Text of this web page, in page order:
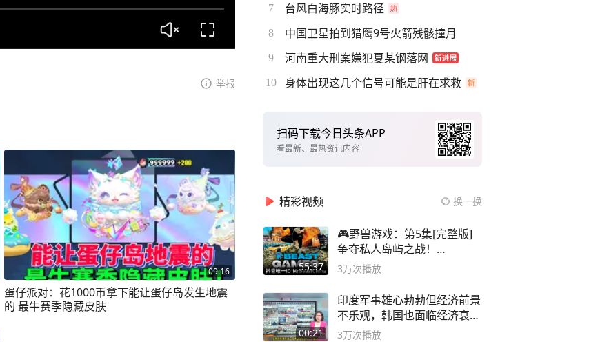
举报
09:16
蛋仔派对：花1000币拿下能让蛋仔岛发生地震
的 最牛赛季隐藏皮肤
7 台风白海豚实时路径
8 中国卫星拍到猎鹰9号火箭残骸撞月
9 河南重大刑案嫌犯夏某钢落网
10 身体出现这几个信号可能是肝在求救
扫码下载今日头条APP
看最新、最热资讯内容
精彩视频 换一换
55:37
🎮野兽游戏：第5集[完整版]
争夺私人岛屿之战！
#MrBeastChina
3万次播放
00:21
印度军事雄心勃勃但经济前景
不乐观，韩国也面临经济衰退
风险
3万次播放